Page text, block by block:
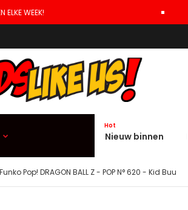
ELKE WEEK!
Nieuw binnen
Hot
Funko Pop! DRAGON BALL Z - POP N° 620 - Kid Buu